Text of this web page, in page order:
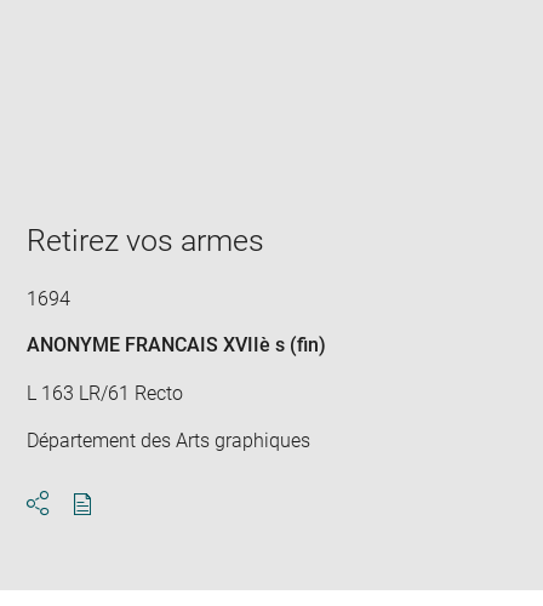
Retirez vos armes
1694
ANONYME FRANCAIS XVIIè s (fin)
L 163 LR/61 Recto
Département des Arts graphiques